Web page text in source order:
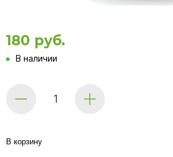
180 руб.
В наличии
В корзину